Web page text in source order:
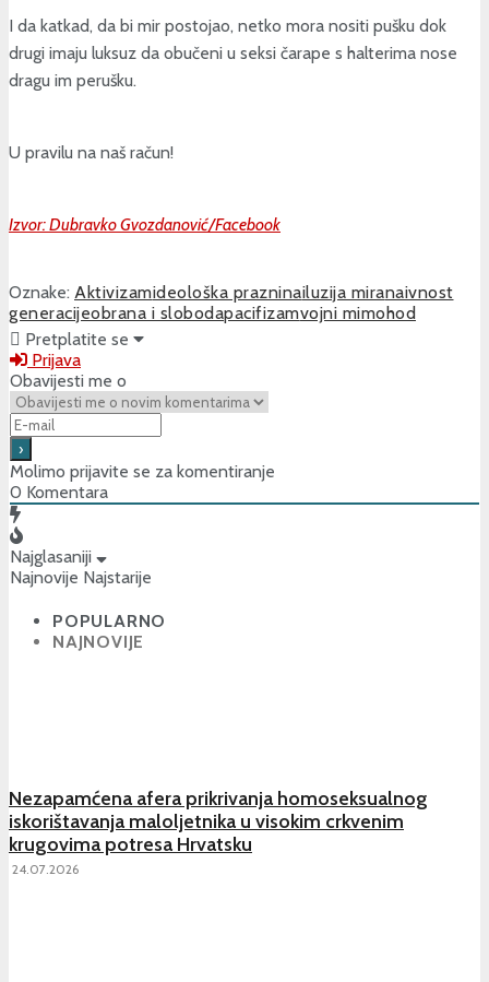
I da katkad, da bi mir postojao, netko mora nositi pušku dok
drugi imaju luksuz da obučeni u seksi čarape s halterima nose
dragu im perušku.
U pravilu na naš račun!
Izvor: Dubravko Gvozdanović/Facebook
Oznake: Aktivizamideološka prazninailuzija miranaivnost
generacijeobrana i slobodapacifizamvojni mimohod
Pretplatite se
Prijava
Obavijesti me o
Molimo prijavite se za komentiranje
0 Komentara
Najglasaniji
Najnovije Najstarije
POPULARNO
NAJNOVIJE
Nezapamćena afera prikrivanja homoseksualnog
iskorištavanja maloljetnika u visokim crkvenim
krugovima potresa Hrvatsku
24.07.2026